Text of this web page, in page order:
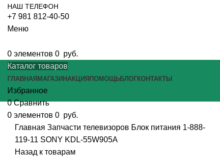
НАШ ТЕЛЕФОН
+7 981 812-40-50
Меню
0 элементов 0 руб.
Каталог товаров
ГЛАВНАЯ МАГАЗИНАКЦИЯ ПОМОЩЬ БЛОГ КОНТАКТЫ
Избранное
0 Сравнить
0 элементов 0 руб.
Главная Запчасти телевизоров Блок питания 1-888-
119-11 SONY KDL-55W905A
Назад к товарам